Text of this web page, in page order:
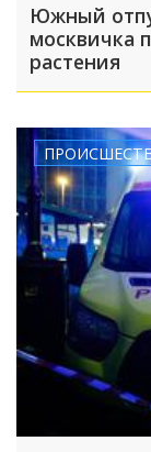
Южный
москвичка
растения